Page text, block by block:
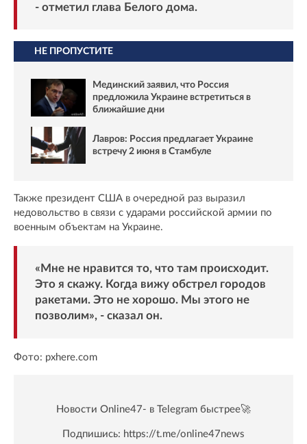
- отметил глава Белого дома.
НЕ ПРОПУСТИТЕ
Мединский заявил, что Россия
предложила Украине встретиться в
ближайшие дни
Лавров: Россия предлагает Украине
встречу 2 июня в Стамбуле
Также президент США в очередной раз выразил
недовольство в связи с ударами российской армии по
военным объектам на Украине.
«Мне не нравится то, что там происходит.
Это я скажу. Когда вижу обстрел городов
ракетами. Это не хорошо. Мы этого не
позволим», - сказал он.
Фото: pxhere.com
Новости Online47- в Telegram быстрее🚀
Подпишись: https://t.me/online47news